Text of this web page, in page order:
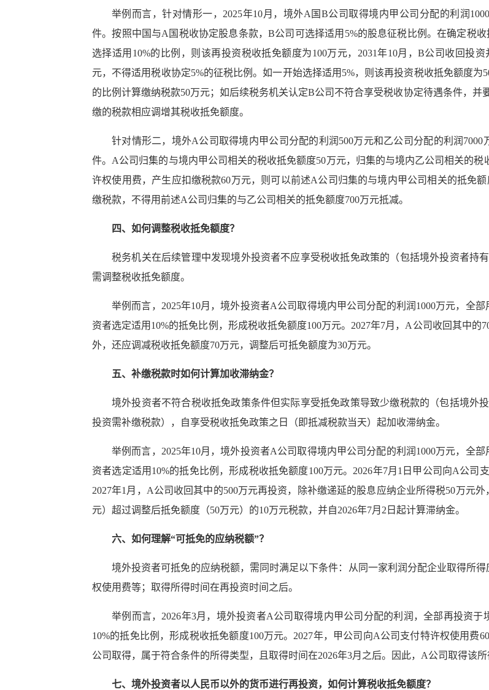
举例而言，针对情形一，2025年10月，境外A国B公司取得境内甲公司分配的利润
件。按照中国与A国税收协定股息条款，B公司可选择适用5%的股息征税比例。在确定税
选择适用10%的比例，则该再投资税收抵免额度为100万元，2031年10月，B公司收回投
元，不得适用税收协定5%的征税比例。如一开始选择适用5%，则该再投资税收抵免额度
的比例计算缴纳税款50万元；如后续税务机关认定B公司不符合享受税收协定待遇条件，
缴的税款相应调增其税收抵免额度。
针对情形二，境外A公司取得境内甲公司分配的利润500万元和乙公司分配的利润
件。A公司归集的与境内甲公司相关的税收抵免额度50万元，归集的与境内乙公司相关的
许权使用费，产生应扣缴税款60万元，则可以前述A公司归集的与境内甲公司相关的抵免
缴税款，不得用前述A公司归集的与乙公司相关的抵免额度700万元抵减。
四、如何调整税收抵免额度？
税务机关在后续管理中发现境外投资者不应享受税收抵免政策的（包括境外投资者持
需调整税收抵免额度。
举例而言，2025年10月，境外投资者A公司取得境内甲公司分配的利润1000万元，全
资者选定适用10%的抵免比例，形成税收抵免额度100万元。2027年7月，A公司收回其中
外，还应调减税收抵免额度70万元，调整后可抵免额度为30万元。
五、补缴税款时如何计算加收滞纳金？
境外投资者不符合税收抵免政策条件但实际享受抵免政策导致少缴税款的（包括境外
投资需补缴税款），自享受税收抵免政策之日（即抵减税款当天）起加收滞纳金。
举例而言，2025年10月，境外投资者A公司取得境内甲公司分配的利润1000万元，全
资者选定适用10%的抵免比例，形成税收抵免额度100万元。2026年7月1日甲公司向A公司
2027年1月，A公司收回其中的500万元再投资，除补缴递延的股息应纳企业所得税50万元
元）超过调整后抵免额度（50万元）的10万元税款，并自2026年7月2日起计算滞纳金。
六、如何理解“可抵免的应纳税额”？
境外投资者可抵免的应纳税额，需同时满足以下条件：从同一家利润分配企业取得所
权使用费等；取得所得时间在再投资时间之后。
举例而言，2026年3月，境外投资者A公司取得境内甲公司分配的利润，全部再投资
10%的抵免比例，形成税收抵免额度100万元。2027年，甲公司向A公司支付特许权使用费
公司取得，属于符合条件的所得类型，且取得时间在2026年3月之后。因此，A公司取得该所
七、境外投资者以人民币以外的货币进行再投资，如何计算税收抵免额度？